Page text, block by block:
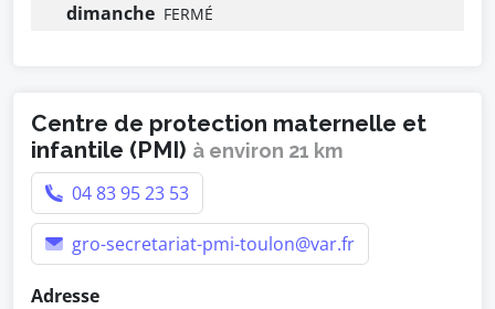
dimanche FERMÉ
Centre de protection maternelle et
infantile (PMI) à environ 21 km
04 83 95 23 53
gro-secretariat-pmi-toulon@var.fr
Adresse